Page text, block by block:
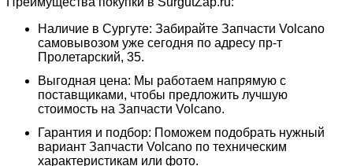
Наличие в Сургуте: Забирайте Запчасти Volcano
самовывозом уже сегодня по адресу пр-т
Пролетарский, 35.
Выгодная цена: Мы работаем напрямую с
поставщиками, чтобы предложить лучшую
стоимость на Запчасти Volcano.
Гарантия и подбор: Поможем подобрать нужный
вариант Запчасти Volcano по техническим
характеристикам или фото.